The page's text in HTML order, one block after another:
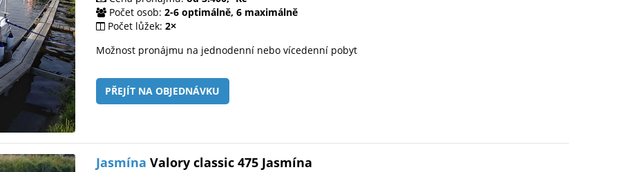
Počet osob: 2-6 optimálně, 6 maximálně
Počet lůžek: 2×
Možnost pronájmu na jednodenní nebo vícedenní pobyt
PŘEJÍT NA OBJEDNÁVKU
Jasmína Valory classic 475 Jasmína